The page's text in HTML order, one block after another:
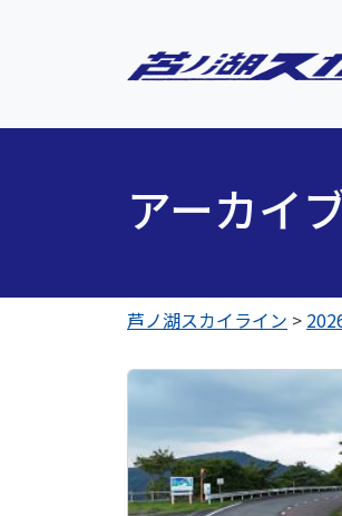
アーカイ
芦ノ湖スカイライン >